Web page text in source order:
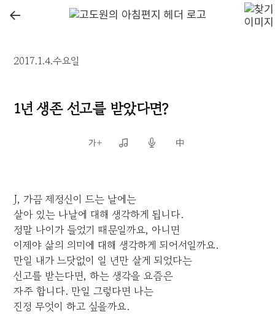
←
2017.1.4.수요일
1년 생존 선고를 받았다면?
J, 가끔 제정신이 드는 날에는
살아 있는 나날에 대해 생각하게 됩니다.
정말 나이가 들었기 때문일까요, 아니면
이제야 삶의 의미에 대해 생각하게 되어서일까요.
만일 내가 느닷없이 일 년만 살게 되었다는
선고를 받는다면, 하는 생각을 요즘은
자주 합니다. 만일 그렇다면 나는
진정 무엇이 하고 싶을까요.